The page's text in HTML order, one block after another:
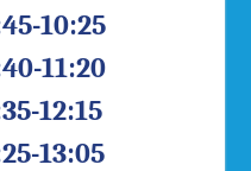
10:25
11:20
12:15
13:05